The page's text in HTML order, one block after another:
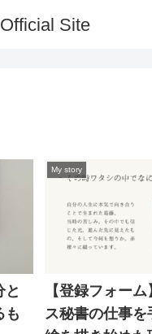
Site
と
も
My story
【登録フォー
ス秘書の仕事